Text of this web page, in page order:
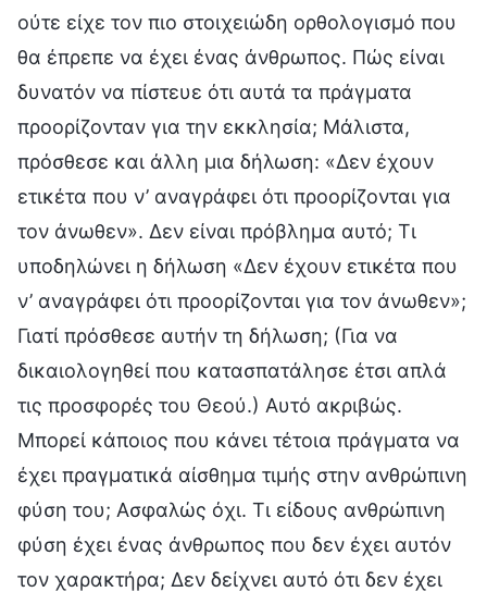
ούτε είχε τον πιο στοιχειώδη ορθολογισμό που
θα έπρεπε να έχει ένας άνθρωπος. Πώς είναι
δυνατόν να πίστευε ότι αυτά τα πράγματα
προορίζονταν για την εκκλησία; Μάλιστα,
πρόσθεσε και άλλη μια δήλωση: «Δεν έχουν
ετικέτα που ν’ αναγράφει ότι προορίζονται για
τον άνωθεν». Δεν είναι πρόβλημα αυτό; Τι
υποδηλώνει η δήλωση «Δεν έχουν ετικέτα που
ν’ αναγράφει ότι προορίζονται για τον άνωθεν»;
Γιατί πρόσθεσε αυτήν τη δήλωση; (Για να
δικαιολογηθεί που κατασπατάλησε έτσι απλά
τις προσφορές του Θεού.) Αυτό ακριβώς.
Μπορεί κάποιος που κάνει τέτοια πράγματα να
έχει πραγματικά αίσθημα τιμής στην ανθρώπινη
φύση του; Ασφαλώς όχι. Τι είδους ανθρώπινη
φύση έχει ένας άνθρωπος που δεν έχει αυτόν
τον χαρακτήρα; Δεν δείχνει αυτό ότι δεν έχει